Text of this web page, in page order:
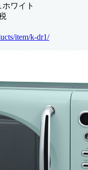
ワイト
item/k-dr1/